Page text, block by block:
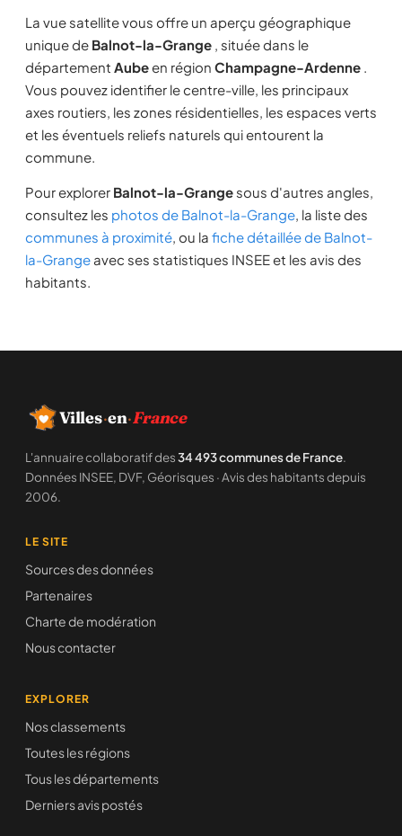
La vue satellite vous offre un aperçu géographique
unique de Balnot-la-Grange , située dans le
département Aubeen région Champagne-Ardenne .
Vous pouvez identifier le centre-ville, les principaux
axes routiers, les zones résidentielles, les espaces verts
et les éventuels reliefs naturels qui entourent la
commune.
Pour explorer Balnot-la-Grange sous d'autres angles,
consultez les photos de Balnot-la-Grange, la liste des
communes à proximité, ou la fiche détaillée de Balnot-
la-Grange avec ses statistiques INSEE et les avis des
habitants.
Villes·en·France
L'annuaire collaboratif des34 493 communes de France.
Données INSEE, DVF, Géorisques · Avis des habitants depuis
2006.
LE SITE
Sources des données
Partenaires
Charte de modération
Nous contacter
EXPLORER
Nos classements
Toutes les régions
Tous les départements
Derniers avis postés